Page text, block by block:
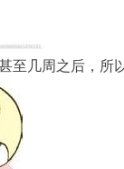
几周之后，所